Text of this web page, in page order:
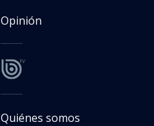
Opinión
Quiénes somos